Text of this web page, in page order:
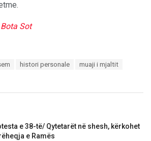
Bota Sot
histori personale
muaji i mjaltit
e 38-të/ Qytetarët në shesh, kërkohet
e Ramës